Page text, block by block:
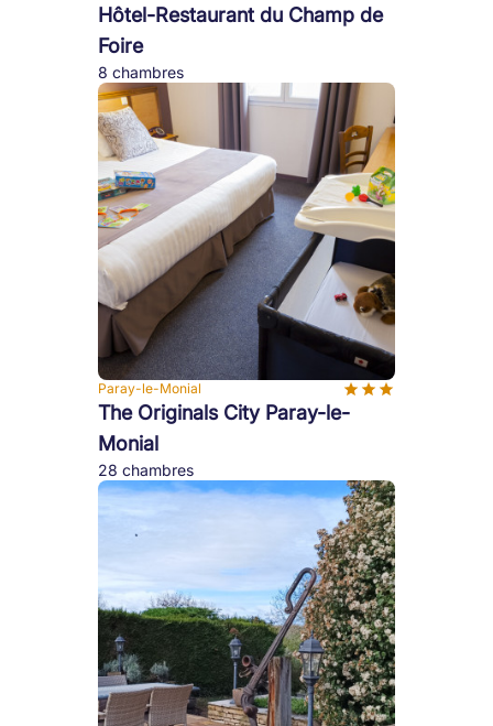
Hôtel-Restaurant du Champ de
Foire
8 chambres
Paray-le-Monial
The Originals City Paray-le-
Monial
28 chambres